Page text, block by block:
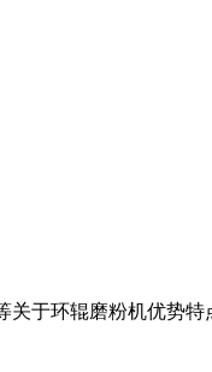
于环辊磨粉机优势